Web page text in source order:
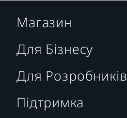
Магазин
Для Бізнесу
Для Розробників
Підтримка